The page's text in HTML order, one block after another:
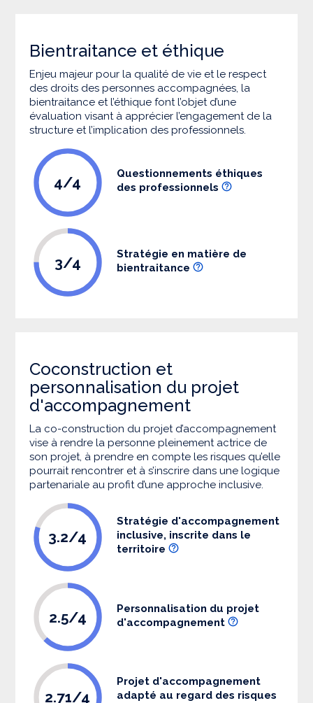
Bientraitance et éthique
Enjeu majeur pour la qualité de vie et le respect
des droits des personnes accompagnées, la
bientraitance et l’éthique font l’objet d’une
évaluation visant à apprécier l’engagement de la
structure et l’implication des professionnels.
4/4
Questionnements éthiques
des professionnels
3/4
Stratégie en matière de
bientraitance
Coconstruction et
personnalisation du projet
d'accompagnement
La co-construction du projet d’accompagnement
vise à rendre la personne pleinement actrice de
son projet, à prendre en compte les risques qu’elle
pourrait rencontrer et à s’inscrire dans une logique
partenariale au profit d’une approche inclusive.
3.2/4
Stratégie d'accompagnement
inclusive, inscrite dans le
territoire
2.5/4
Personnalisation du projet
d'accompagnement
2.71/4
Projet d'accompagnement
adapté au regard des risques